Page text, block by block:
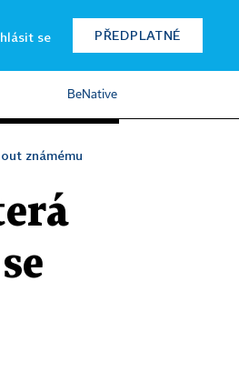
se PŘEDPLATNÉ
BeNative
známému